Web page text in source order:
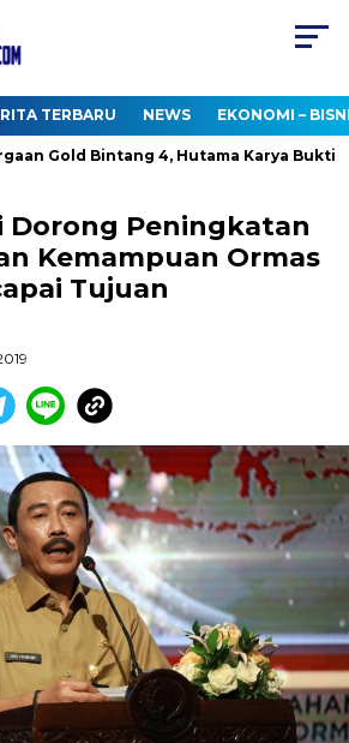
TERBARU NEWS EKONOMI –
Gold Bintang 4, Hutama Karya Buktikan
Dorong Peningkatan
Kemampuan Ormas
Tujuan